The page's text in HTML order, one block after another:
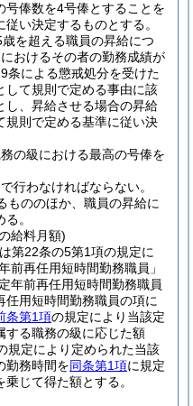
号俸数を4号俸とすることを
い決定するものとする。
を超える職員の昇給につ
おけるその者の勤務成績が
条による懲戒処分を受けた
して規則で定める事由に該
し、昇給させる場合の昇給
規則で定める基準に従い決
の級における最高の号俸を
行わなければならない。
もののほか、職員の昇給に
。
給料月額)
第22条の5第1項の規定に
前再任用短時間勤務職員」
年前再任用短時間勤務職員
任用短時間勤務職員の項に
条第1項の規定により当該定
する職務の級に応じた額
規定により定められた当該
勤務時間を同条第1項に規定
じて得た額とする。